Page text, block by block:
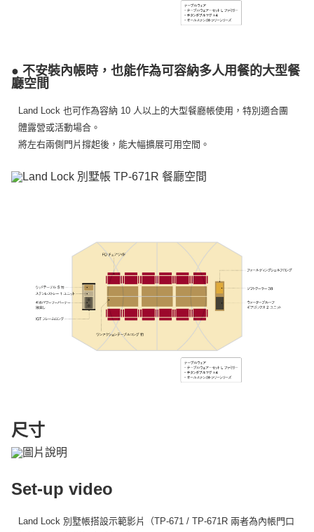
● 不安裝內帳時，也能作為可容納多人用餐的大型餐
廳空間
Land Lock 也可作為容納 10 人以上的大型餐廳帳使用，特別適合團
體露營或活動場合。
將左右兩側門片撐起後，能大幅擴展可用空間。
尺寸
Set-up video
Land Lock 別墅帳搭設示範影片（TP-671 / TP-671R 兩者為內帳門口